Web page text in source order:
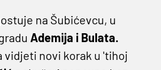
na Šubićevcu, u
Ademija i Bulata.
vidjeti novi korak u 'tihoj